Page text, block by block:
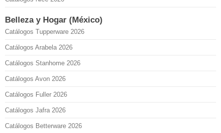
Belleza y Hogar (México)
Catálogos Tupperware 2026
Catálogos Arabela 2026
Catálogos Stanhome 2026
Catálogos Avon 2026
Catálogos Fuller 2026
Catálogos Jafra 2026
Catálogos Betterware 2026